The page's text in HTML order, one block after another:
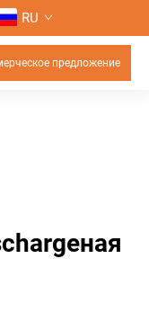
RU
предложение